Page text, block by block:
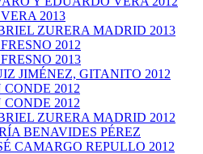
2013
ZURERA MADRID 2013
2012
2013
JIMÉNEZ, GITANITO 2012
2012
2012
ZURERA MADRID 2012
BENAVIDES PÉREZ
CAMARGO REPULLO 2012